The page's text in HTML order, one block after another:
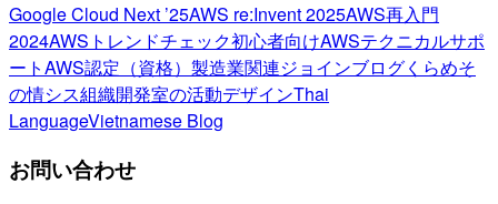
Google Cloud Next ’25AWS re:Invent 2025AWS再入門
2024AWSトレンドチェック初心者向けAWSテクニカルサポ
ートAWS認定（資格） 製造業関連ジョインブログくらめそ
の情シス組織開発室の活動デザインThai
LanguageVietnamese Blog
お問い合わせ